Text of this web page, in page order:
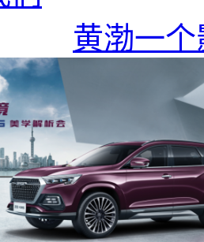
黄渤一